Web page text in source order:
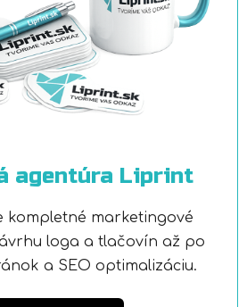
agentúra Liprint
kompletné marketingové
loga a tlačovín až po
a SEO optimalizáciu.